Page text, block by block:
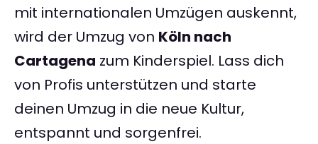
mit internationalen Umzügen auskennt,
wird der Umzug von Köln nach
Cartagena zum Kinderspiel. Lass dich
von Profis unterstützen und starte
deinen Umzug in die neue Kultur,
entspannt und sorgenfrei.